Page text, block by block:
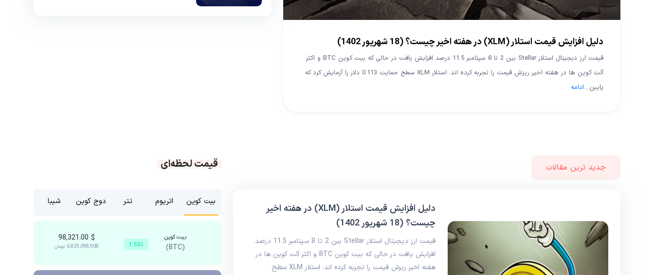
دلیل افزایش قیمت استلار (XLM) در هفته اخیر چیست؟ (18 شهریور 1402)
قیمت ارز دیجیتال استلار Stellar بین 2 تا 8 سپتامبر 11.5 درصد افزایش یافت در حالی که بیت کوین BTC و اکثر
آلت کوین ها در هفته اخیر ریزش قیمت را تجربه کرده اند. استلار XLM سطح حمایت 0.113 دلار را آزمایش کرد که
پایین ...ادامه
جدید ترین مقالات
دلیل افزایش قیمت استلار (XLM) در هفته اخیر
چیست؟ (18 شهریور 1402)
قیمت ارز دیجیتال استلار Stellar بین 2 تا 8 سپتامبر 11.5 درصد
افزایش یافت در حالی که بیت کوین BTC و اکثر آلت کوین ها در
هفته اخیر ریزش قیمت را تجربه کرده اند. استلار XLM سطح
قیمت لحظه‌ای
بیت کوین اتریوم تتر دوج کوین شیبا
بیت کوین
(BTC) 1.50٪
$
6,829,098,908 تومان